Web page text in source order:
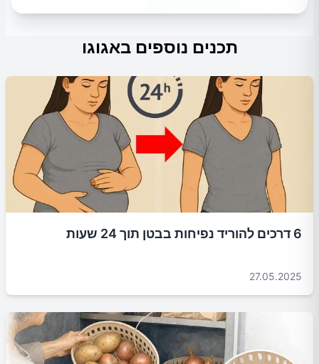
תכנים נוספים באגוגו
6 דרכים להוריד נפיחות בבטן תוך 24 שעות
27.05.2025